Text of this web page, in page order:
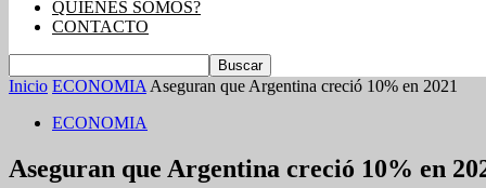
QUIENES SOMOS?
CONTACTO
Inicio ECONOMIA Aseguran que Argentina creció 10% en 2021
ECONOMIA
Aseguran que Argentina creció 10% en